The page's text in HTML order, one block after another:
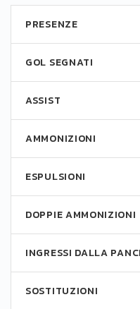
PRESENZE
GOL SEGNATI
ASSIST
AMMONIZIONI
ESPULSIONI
DOPPIE AMMONIZIONI
INGRESSI DALLA
SOSTITUZIONI